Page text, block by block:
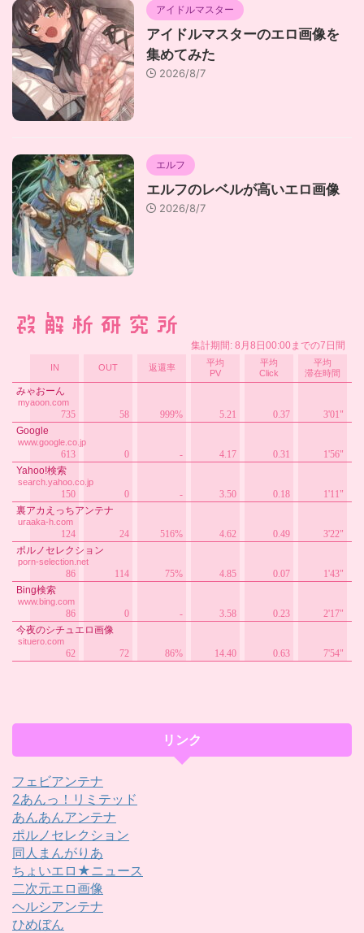
アイドルマスター
アイドルマスターのエロ画像を
集めてみた
2026/8/7
エルフ
エルフのレベルが高いエロ画像
2026/8/7
リンク
フェビアンテナ
2あんっ！リミテッド
あんあんアンテナ
ポルノセレクション
同人まんがりあ
ちょいエロ★ニュース
二次元エロ画像
ヘルシアンテナ
ひめぼん